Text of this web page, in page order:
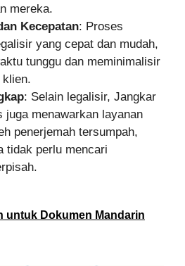
mereka.
Kecepatan: Proses
yang cepat dan mudah,
tunggu dan meminimalisir
klien.
: Selain legalisir, Jangkar
juga menawarkan layanan
penerjemah tersumpah,
tidak perlu mencari
untuk Dokumen Mandarin